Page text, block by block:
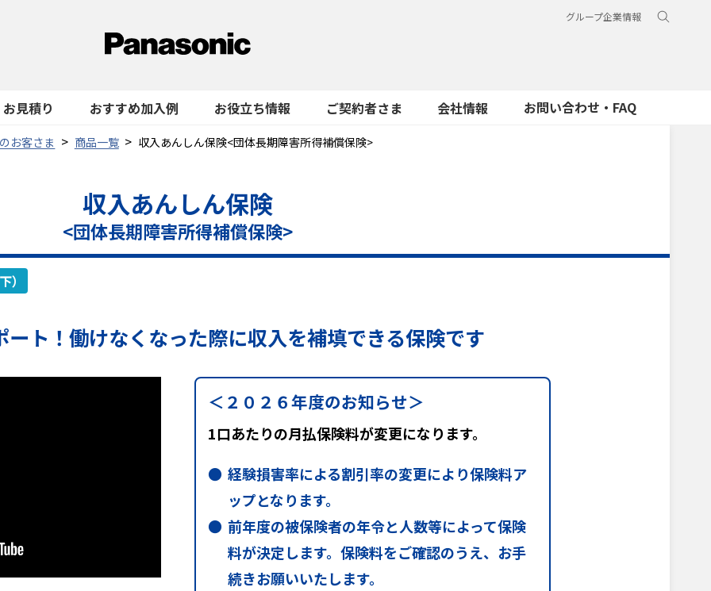
グループ企業情報
お見積り おすすめ加入例 お役立ち情報 ご契約者さま 会社情報 お問い合わせ・FAQ
お客さま 商品一覧 収入あんしん保険<団体長期障害所得補償保険>
収入あんしん保険
<団体長期障害所得補償保険>
）
ト！ 働けなくなった際に収入を補填できる保険です
＜２０２６年度のお知らせ＞
1口あたりの月払保険料が変更になります。
経験損害率による割引率の変更により保険料ア
ップとなります。
前年度の被保険者の年令と人数等によって保険
料が決定します。保険料をご確認のうえ、お手
続きお願いいたします。